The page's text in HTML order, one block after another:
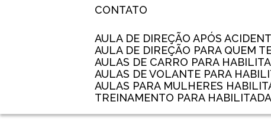
CONTATO
AULA DE DIREÇÃO APÓS
AULA DE DIREÇÃO PARA QUEM
AULAS DE CARRO PARA
AULAS DE VOLANTE PARA
AULAS PARA MULHERES
TREINAMENTO PARA